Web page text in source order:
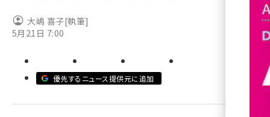
アスクル (1122)
ビィ・フォアード (778)
大嶋 喜子[執筆]
5月21日 7:00
優先するニュース提供元に追加